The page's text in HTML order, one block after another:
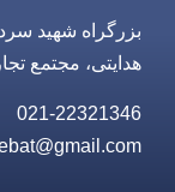
بزرگراه شهید
هدایتی، مجتمع تجاری 14 معصوم ، طبقه
021-22321346